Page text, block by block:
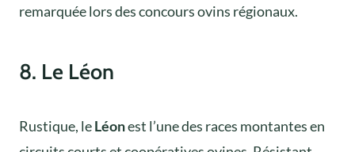
remarquée lors des concours ovins régionaux.
8. Le Léon
Rustique, leLéonest l’une des races montantes en